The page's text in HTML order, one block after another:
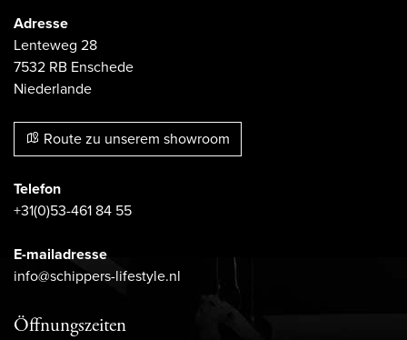
Adresse
Lenteweg 28
7532 RB Enschede
Niederlande
Route zu unserem showroom
Telefon
+31(0)53-461 84 55
E-mailadresse
info@schippers-lifestyle.nl
Öffnungszeiten